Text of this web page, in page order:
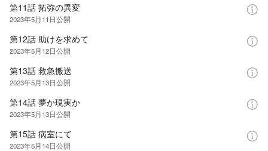
第11話 拓弥の異変
2023年5月11日公開
第12話 助けを求めて
2023年5月12日公開
第13話 救急搬送
2023年5月13日公開
第14話 夢か現実か
2023年5月13日公開
第15話 病室にて
2023年5月14日公開